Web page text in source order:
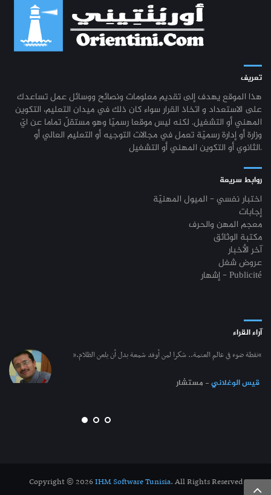
تعريف
هذا الموقع يهدف إلى تقديم معلومات ونصائح ووسائل عمل تساعدك
على الاستعداد و اتخاذ القرار سواء كان ذلك في ميدان التعليم، التكوين
المهني أو التشغيل. لكنه ليس موقعا رسميّا وهو مستقلّ تماما عن ايّ
وزارة أو إدارة رسميّة تعمل في مجالات التوجيه أو التعليم العالي أو
الثانوي أو التكوين المهني أو التشغيل.
روابط سريعة
اختبار نفسي - الميول المهنيّة
إجابات
معجم المهن والحرف
مكتبة الوثائق
آخر الأخبار
عروض شغل
إشهار - Publicité
آراء القراء
“نقطة ضوء في عالم العتمة.. شكرا لمن أوقد شمعة بدل أن يلعن الظلام.”
قيس الوغلاني- مستشار
Copyright © 2026IHM Software Tunisia. All Rights Reserved